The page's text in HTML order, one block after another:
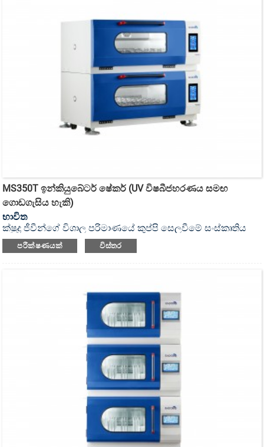
MS350T ඉන්කියුබේටර් ෂේකර් (UV විෂබීජහරණය සමඟ
ගොඩගැසිය හැකි)
භාවිත
ක්ෂුද්‍ර ජීවීන්ගේ විශාල පරිමාණයේ කුප්පි සෙලවීමේ සංස්කෘතිය
සඳහා, එය UV විෂබීජහරණය කළ හැකි ස්ටැක් කළ හැකි
ඉන්කියුබේටර් ෂේකර් ය.
පරීක්ෂණයක් විස්තර